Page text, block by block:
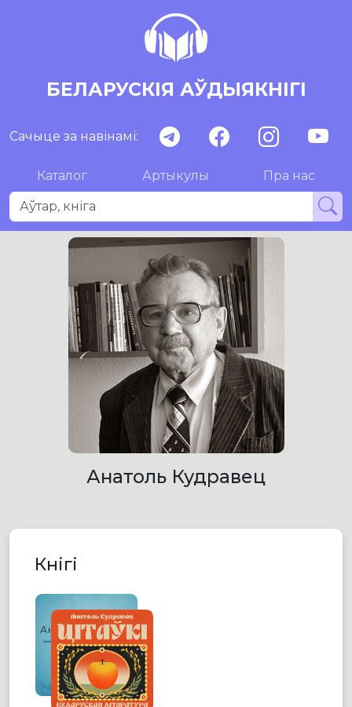
БЕЛАРУСКІЯ АЎДЫЯКНІГІ
Сачыце за навінамі:
Каталог Артыкулы Пра нас
Анатоль Кудравец
Кнігі
Анатоль Кудравец
ЦІТАЎКІ